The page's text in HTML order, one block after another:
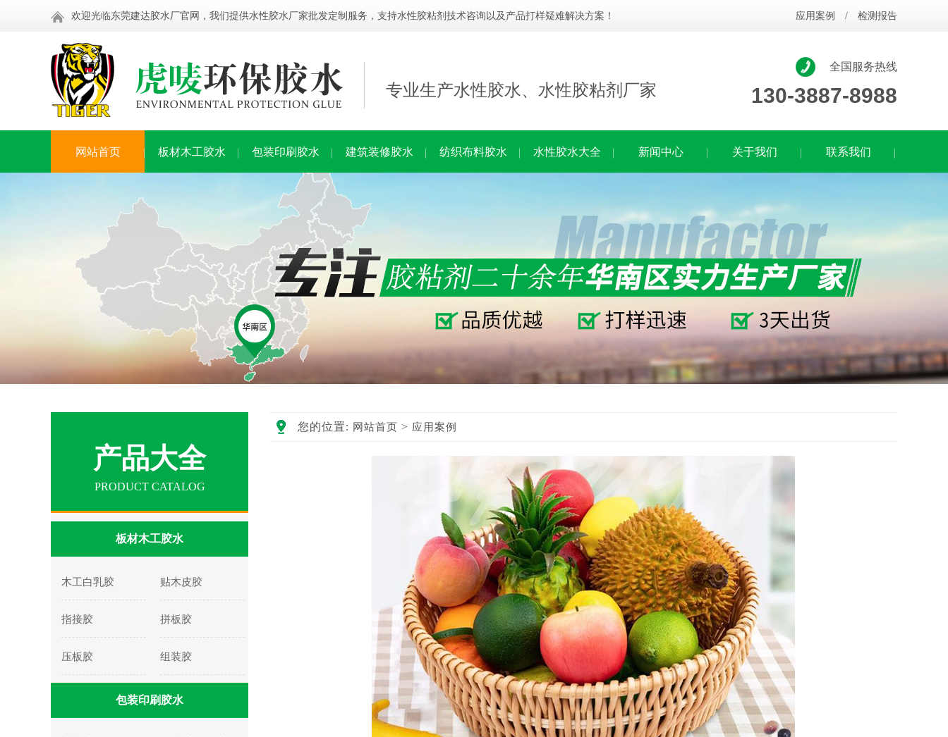
欢迎光临东莞建达胶水厂官网，我们提供水性胶水厂家批发定制服务，支持水性胶粘剂技术咨询以及产品打样疑难解决方案！ 应用案例 / 检测报告
专业生产水性胶水、水性胶粘剂厂家
全国服务热线
130-3887-8988
网站首页 板材木工胶水 包装印刷胶水 建筑装修胶水 纺织布料胶水 水性胶水大全 新闻中心 关于我们 联系我们
产品大全
PRODUCT CATALOG
板材木工胶水
木工白乳胶 贴木皮胶
指接胶 拼板胶
压板胶 组装胶
包装印刷胶水
您的位置: 网站首页 > 应用案例